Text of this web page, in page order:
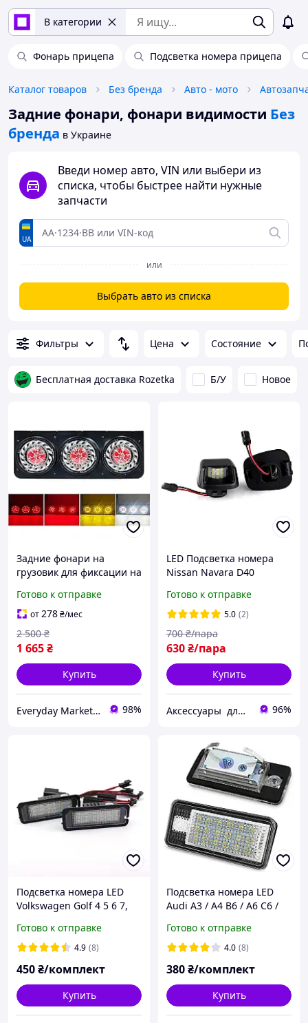
В категории
Фонарь прицепа Подсветка номера прицепа
Каталог товаров Без бренда Авто - мото
Задние фонари, фонари видимости Без
бренда в Украине
Введи номер авто, VIN или выбери из
списка, чтобы быстрее найти нужные
запчасти
UA
или
Выбрать авто из списка
Фильтры Цена Состояние
Бесплатная доставка Rozetka Б/У Новое
Задние фонари на
грузовик для фиксации на
разного типа, а также
прицепах 2 шт
Готово к отправке
от278₴/мес
1 665₴
2 500 ₴
Купить
Everyday Market 0965612251 98%
LED Подсветка номера
Nissan Navara D40
Xterra.
Готово к отправке
5.0 (2)
630₴/пара
700 ₴/пара
Купить
Аксессуары для авто .Колпачки , наклейки , заглушки , эмблемы ,знаки для всех марок авто ! 96%
Подсветка номера LED
Volkswagen Golf 4 5 6 7,
CC, Polo, Amarok, New
Beetle
Готово к отправке
4.9 (8)
450₴/комплект
Купить
Подсветка номера LED
Audi A3 / A4 B6 / A6 C6 /
обманкой CANBUS
Готово к отправке
4.0 (8)
380₴/комплект
Купить